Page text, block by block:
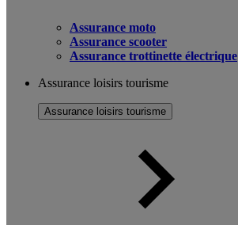
Assurance moto
Assurance scooter
Assurance trottinette électrique
Assurance loisirs tourisme
Assurance loisirs tourisme